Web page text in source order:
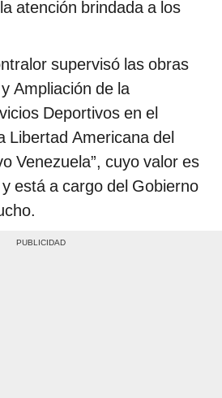
atención brindada a los
supervisó las obras
Ampliación de la
Deportivos en el
Libertad Americana del
Venezuela”, cuyo valor es
está a cargo del Gobierno